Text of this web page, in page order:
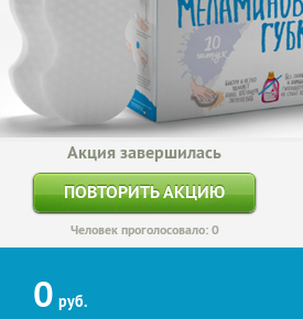
Акция завершилась
ПОВТОРИТЬ АКЦИЮ
Человек проголосовало: 0
0 руб.